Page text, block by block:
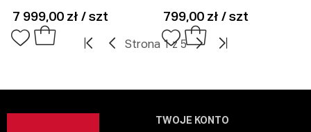
7 999,00 zł / szt 799,00 zł / szt
Strona 1 z 5
TWOJE KONTO